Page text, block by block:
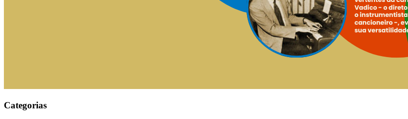
Categorias